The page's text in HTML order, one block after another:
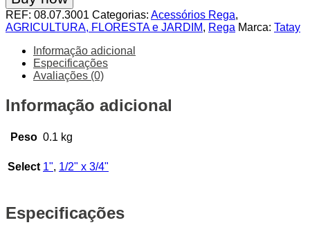
Junção
Rápida
Tatay
(Torneira)
REF: 08.07.3001 Categorias: Acessórios Rega,
AGRICULTURA, FLORESTA e JARDIM, Rega Marca: Tatay
Informação adicional
Especificações
Avaliações (0)
Informação adicional
Peso 0.1 kg
Select 1", 1/2" x 3/4"
Especificações